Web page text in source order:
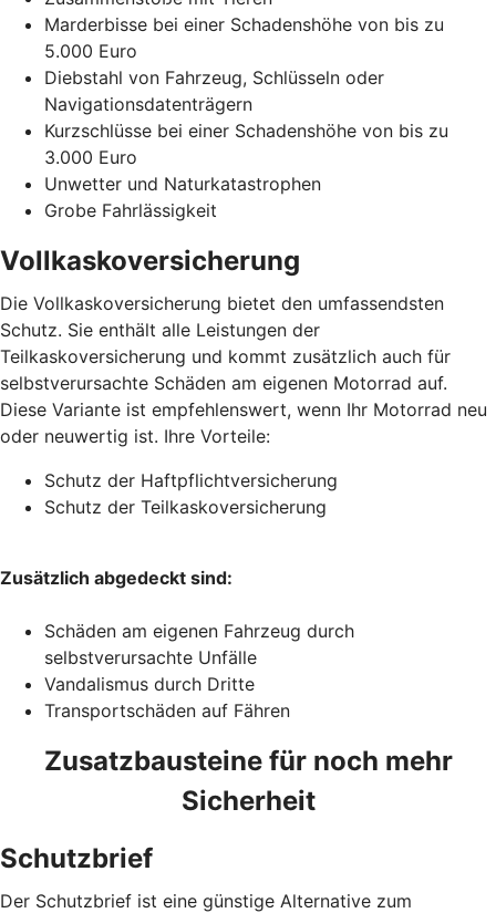
Marderbisse bei einer Schadenshöhe von bis zu
5.000 Euro
Diebstahl von Fahrzeug, Schlüsseln oder
Navigationsdatenträgern
Kurzschlüsse bei einer Schadenshöhe von bis zu
3.000 Euro
Unwetter und Naturkatastrophen
Grobe Fahrlässigkeit
Vollkaskoversicherung
Die Vollkaskoversicherung bietet den umfassendsten
Schutz. Sie enthält alle Leistungen der
Teilkaskoversicherung und kommt zusätzlich auch für
selbstverursachte Schäden am eigenen Motorrad auf.
Diese Variante ist empfehlenswert, wenn Ihr Motorrad neu
oder neuwertig ist. Ihre Vorteile:
Schutz der Haftpflichtversicherung
Schutz der Teilkaskoversicherung
Zusätzlich abgedeckt sind:
Schäden am eigenen Fahrzeug durch
selbstverursachte Unfälle
Vandalismus durch Dritte
Transportschäden auf Fähren
Zusatzbausteine für noch mehr
Sicherheit
Schutzbrief
Der Schutzbrief ist eine günstige Alternative zum